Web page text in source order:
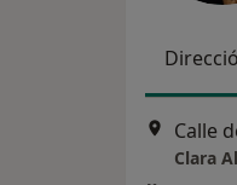
Calle
Clara